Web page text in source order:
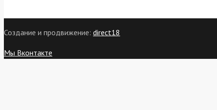
Создание и продвижение: direct18
Мы Вконтакте